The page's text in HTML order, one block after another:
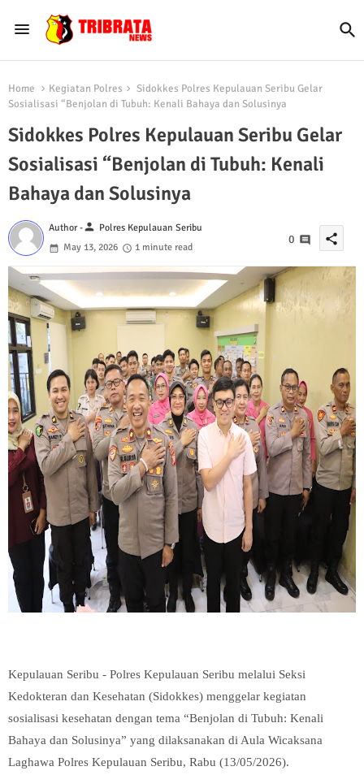
Home Kegiatan Polres
Sidokkes Polres Kepulauan Seribu Gelar
Sosialisasi “Benjolan di Tubuh: Kenali Bahaya dan Solusinya
Sidokkes Polres Kepulauan Seribu Gelar
Sosialisasi “Benjolan di Tubuh: Kenali
Bahaya dan Solusinya
Author -person Polres Kepulauan Seribu
May 13, 2026
1 minute read
0 share
Kepulauan Seribu - Polres Kepulauan Seribu melalui Seksi
Kedokteran dan Kesehatan (Sidokkes) menggelar kegiatan
sosialisasi kesehatan dengan tema “Benjolan di Tubuh: Kenali
Bahaya dan Solusinya” yang dilaksanakan di Aula Wicaksana
Laghawa Polres Kepulauan Seribu, Rabu (13/05/2026).